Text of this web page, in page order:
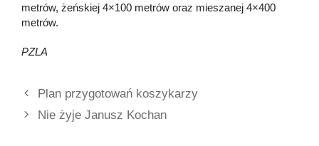
metrów, żeńskiej 4×100 metrów oraz mieszanej 4×400
metrów.
PZLA
Plan przygotowań koszykarzy
Nie żyje Janusz Kochan